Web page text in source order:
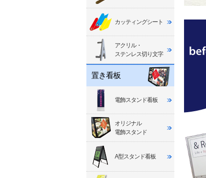
カッティングシート
アクリル・
ステンレス切り文字
置き看板
電飾スタンド看板
オリジナル
電飾スタンド
A型スタンド看板